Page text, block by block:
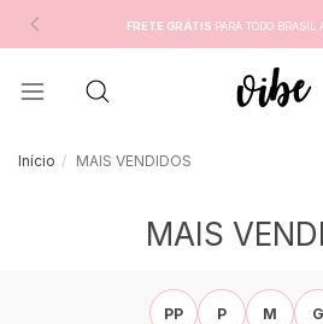
FRETE GRÁTIS PARA TODO
Início MAIS VENDIDOS
MAIS
PP P M G